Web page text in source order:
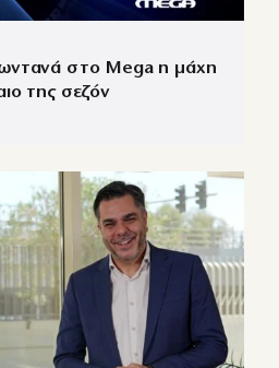
στο Mega η μάχη
της σεζόν